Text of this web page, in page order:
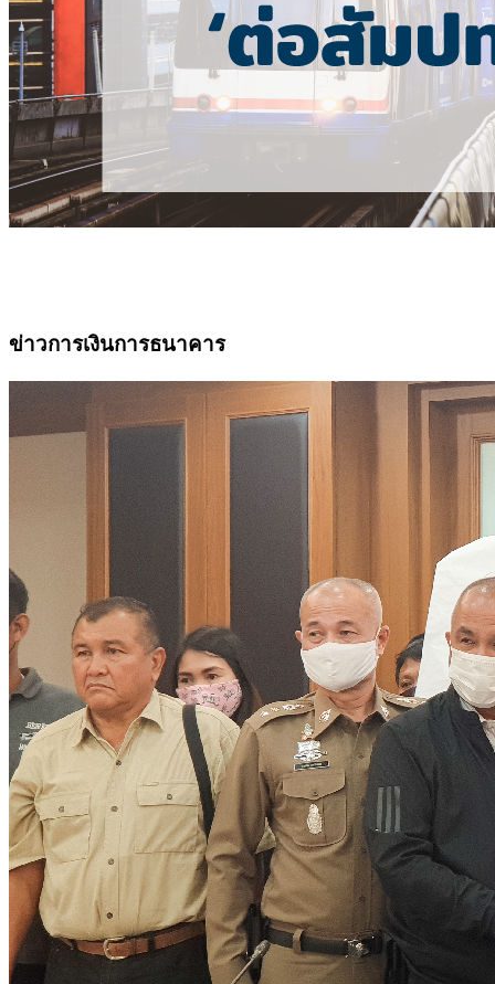
ข่าวการเงินการธนาคาร